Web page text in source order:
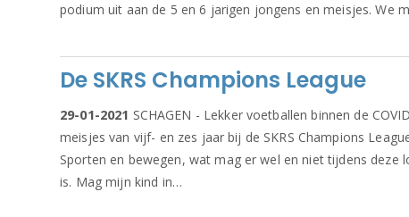
podium uit aan de 5 en 6 jarigen jongens en meisjes. We
De SKRS Champions League
29-01-2021 SCHAGEN - Lekker voetballen binnen de
meisjes van vijf- en zes jaar bij de SKRS Champions
Sporten en bewegen, wat mag er wel en niet tijdens
is. Mag mijn kind in…